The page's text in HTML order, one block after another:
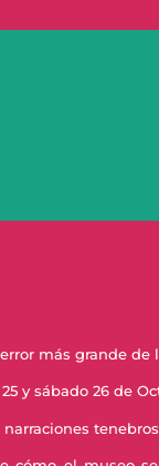
más grande de
y sábado 26 de